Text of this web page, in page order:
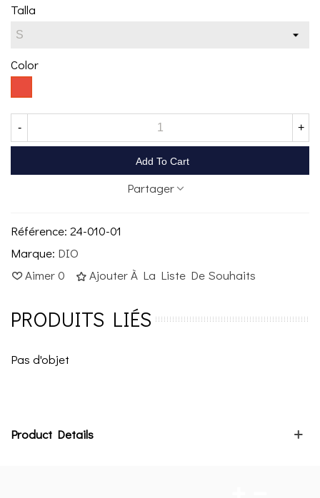
Talla
Color
- +
Add To Cart
Partager
Référence: 24-010-01
Marque: DIO
Aimer0 Ajouter À La Liste De Souhaits
PRODUITS LIÉS
Pas d'objet
Product Details